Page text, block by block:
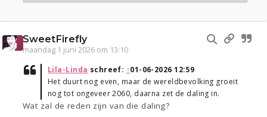
SweetFirefly
maandag 1 juni 2026 om 13:10
Lila-Linda schreef: ↑01-06-2026 12:59
Het duurt nog even, maar de wereldbevolking groeit
nog tot ongeveer 2060, daarna zet de daling in.
Wat zal de reden zijn van die daling?